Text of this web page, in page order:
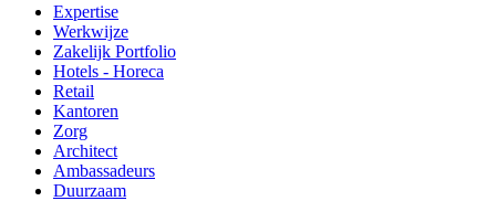
Expertise
Werkwijze
Zakelijk Portfolio
Hotels - Horeca
Retail
Kantoren
Zorg
Architect
Ambassadeurs
Duurzaam